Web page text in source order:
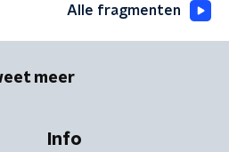
Alle fragmenten
meer
Info